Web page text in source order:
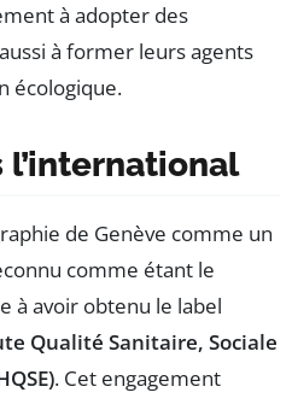
à adopter des
à former leurs agents
écologique.
l’international
de Genève comme un
comme étant le
à avoir obtenu le label
Qualité Sanitaire, Sociale
. Cet engagement